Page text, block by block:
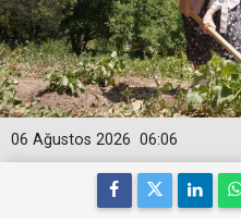
06:06
06 Ağustos 2026